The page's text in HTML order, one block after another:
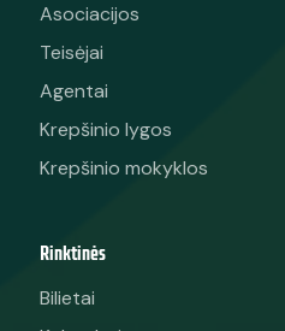
Asociacijos
Teisėjai
Agentai
Krepšinio lygos
Krepšinio mokyklos
Rinktinės
Bilietai